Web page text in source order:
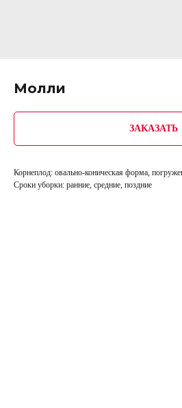
Молли
ЗАКАЗАТЬ
Корнеплод: овально-коническая форма,
Сроки уборки: ранние, средние, поздние